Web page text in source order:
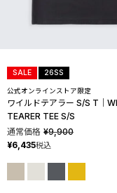
公式オンラインストア限定
ワイルドテアラー S/S
TEARER TEE S/S
SALE 26SS
通常価格 ¥9,900
¥6,435税込